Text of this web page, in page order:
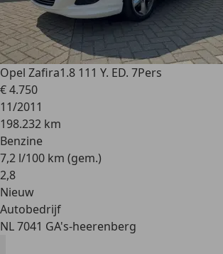
Opel Zafira1.8 111 Y. ED. 7Pers
€ 4.750
11/2011
198.232 km
Benzine
7,2 l/100 km (gem.)
2,8
Nieuw
Autobedrijf
NL 7041 GA's-heerenberg